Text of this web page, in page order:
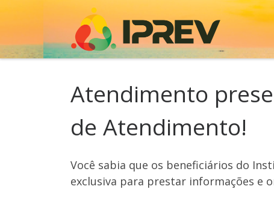
Skip to content
Atendimento
de Atendimento!
Você sabia que os beneficiários do
exclusiva para prestar informações e